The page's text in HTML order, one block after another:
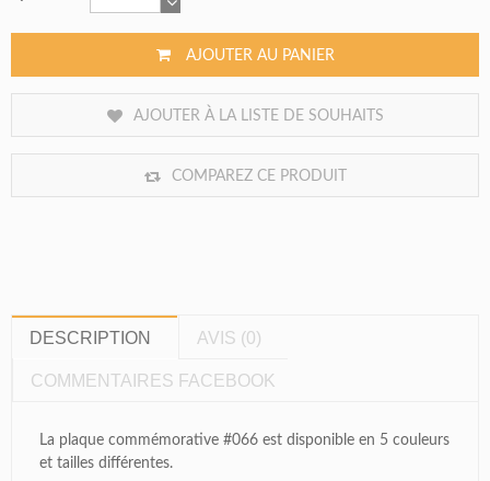
AJOUTER AU PANIER
AJOUTER À LA LISTE DE SOUHAITS
COMPAREZ CE PRODUIT
DESCRIPTION AVIS (0)
COMMENTAIRES FACEBOOK
La plaque commémorative #066 est disponible en 5 couleurs
et tailles différentes.